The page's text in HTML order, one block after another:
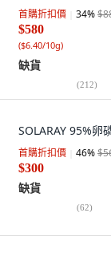
首購折扣價 34%
$580
($6.40/10g)
缺貨
(212)
SOLARAY 95%卵
首購折扣價 46%
$300
缺貨
(62)